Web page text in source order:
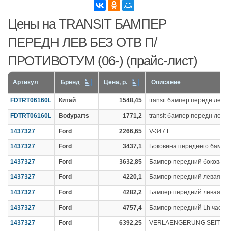
Цены на TRANSIT БАМПЕР
ПЕРЕДН ЛЕВ БЕЗ ОТВ П/
ПРОТИВОТУМ (06-) (прайс-лист)
Артикул Бренд Цена, р. Описание
FDTRT06160L Китай 1548,45 transit бампер передн лев
FDTRT06160L Bodyparts 1771,2 transit бампер передн лев
1437327 Ford 2266,65 V-347 L
1437327 Ford 3437,1 Боковина переднего
1437327 Ford 3632,85 Бампер передний
1437327 Ford 4220,1 Бампер передний левая
1437327 Ford 4282,2 Бампер передний левая
1437327 Ford 4757,4 Бампер передний Lh
1437327 Ford 6392,25 VERLAENGERUNG SEITL.